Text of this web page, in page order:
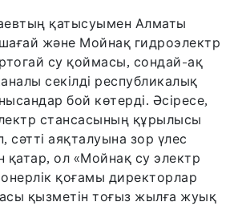
қатысуымен Алматы
және Мойнақ гидроэлектр
су қоймасы, сондай-ақ
секілді республикалық
бой көтерді. Әсіресе,
стансасының құрылысы
сәтті аяқталуына зор үлес
ол «Мойнақ су электр
қоғамы директорлар
қызметін тоғыз жылға жуық